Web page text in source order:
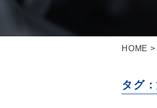
HOME >
タグ